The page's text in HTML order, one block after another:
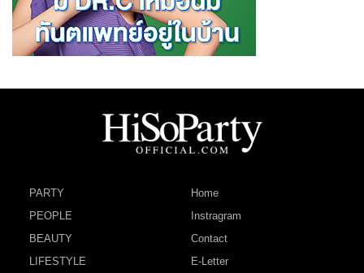
PARTY
PEOPLE
BEAUTY
LIFESTYLE
Home
Instragram
Contact
E-Letter